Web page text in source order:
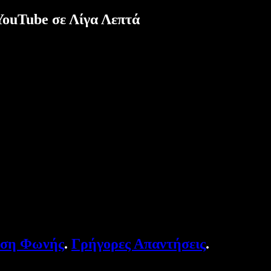
σε Λίγα Λεπτά
Φωνής. Γρήγορες Απαντήσεις.